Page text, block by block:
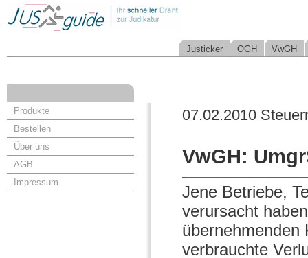
Justicker OGH VwGH
Produkte
Bestellen
Über uns
AGB
Impressum
07.02.2010
VwGH:
Jene Betriebe,
verursacht
übernehmenden
verbrauchte